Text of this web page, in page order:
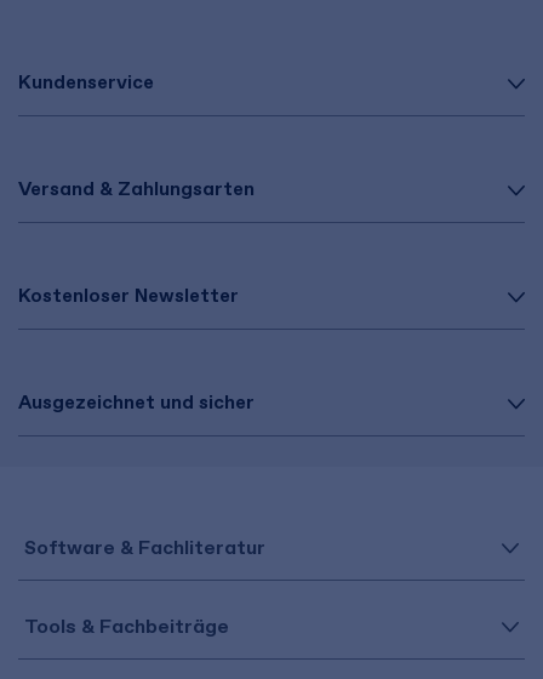
Kundenservice
Versand & Zahlungsarten
Kostenloser Newsletter
Ausgezeichnet und sicher
Software & Fachliteratur
Tools & Fachbeiträge